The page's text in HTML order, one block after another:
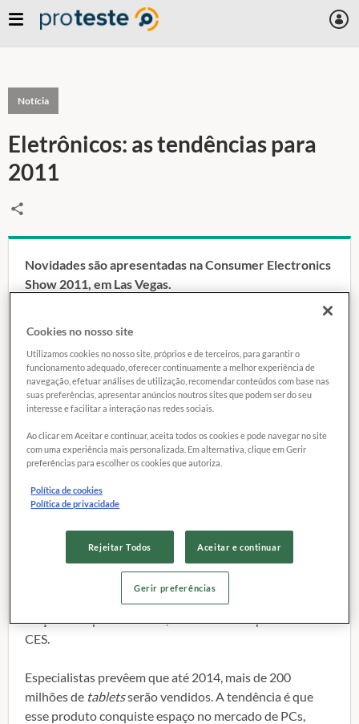
Notícia
Eletrônicos: as tendências para
2011
Novidades são apresentadas na Consumer Electronics
Show 2011, em Las Vegas.
Em janeiro Las Vegas hospeda aConsumer Electronics
suas inovações. Este evento é considerado o
termômetro do mercado para quem quer descobrir as
tendências futuras para as próximas temporadas.
2011 é, definitivamente, o ano dostablets(sobretudo do
iPad), que se destacam pelo seu sistema, dimensão, cor e
aplicações. Mais de 80 produtos têm previsão de
lançamento para este ano, e a maioria foi apresentada na
CES.
Especialistas prevêem que até 2014, mais de 200
milhões de tabletsserão vendidos. A tendência é que
esse produto conquiste espaço no mercado de PCs,
Cookies no nosso site
Utilizamos cookies no nosso site, próprios e de terceiros, para garantir o
funcionamento adequado, oferecer continuamente a melhor experiência de
navegação, efetuar análises de utilização, recomendar conteúdos com base nas
suas preferências, apresentar anúncios noutros sites que podem ser do seu
interesse e facilitar a interação nas redes sociais.
Ao clicar em Aceitar e continuar, aceita todos os cookies e pode navegar no site
com uma experiência mais personalizada. Em alternativa, clique em Gerir
preferências para escolher os cookies que autoriza.
Política de cookies
Política de privacidade
Rejeitar Todos Aceitar e continuar
Gerir preferências